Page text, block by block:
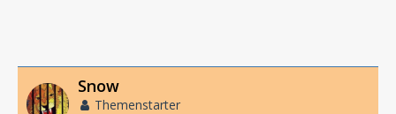
Snow
Themenstarter